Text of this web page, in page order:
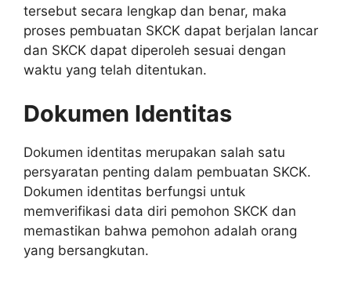
tersebut secara lengkap dan benar, maka
proses pembuatan SKCK dapat berjalan lancar
dan SKCK dapat diperoleh sesuai dengan
waktu yang telah ditentukan.
Dokumen Identitas
Dokumen identitas merupakan salah satu
persyaratan penting dalam pembuatan SKCK.
Dokumen identitas berfungsi untuk
memverifikasi data diri pemohon SKCK dan
memastikan bahwa pemohon adalah orang
yang bersangkutan.